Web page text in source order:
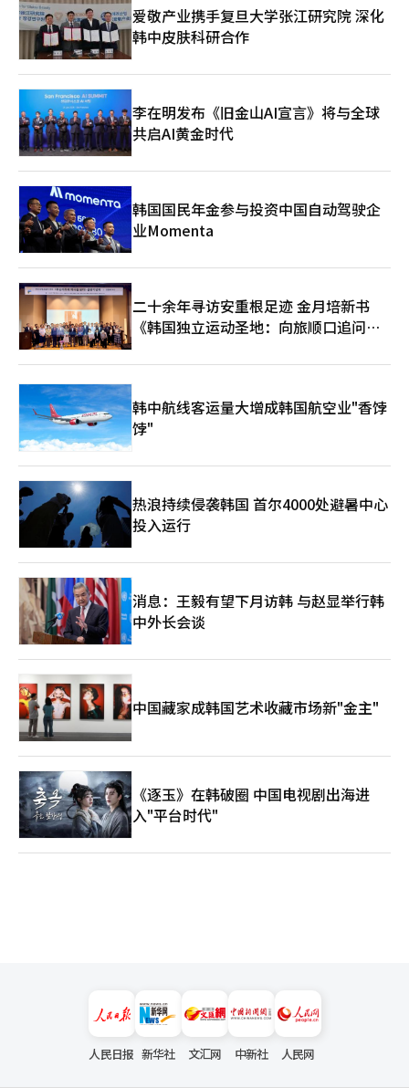
爱敬产业携手复旦大学张江研究院 深化
韩中皮肤科研合作
李在明发布《旧金山AI宣言》将与全球
共启AI黄金时代
韩国国民年金参与投资中国自动驾驶企
业Momenta
二十余年寻访安重根足迹 金月培新书
《韩国独立运动圣地：向旅顺口追问历
韩中航线客运量大增成韩国航空业"香饽
饽"
热浪持续侵袭韩国 首尔4000处避暑中心
投入运行
消息：王毅有望下月访韩 与赵显举行韩
中外长会谈
中国藏家成韩国艺术收藏市场新"金主"
《逐玉》在韩破圈 中国电视剧出海进
入"平台时代"
人民日报 新华社 文汇网 中新社 人民网